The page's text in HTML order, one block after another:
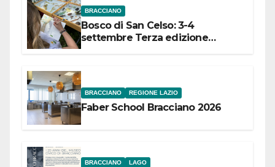
BRACCIANO
Bosco di San Celso: 3-4
settembre Terza edizione
BRACCIANO REGIONE LAZIO
Faber School Bracciano 2026
BRACCIANO LAGO